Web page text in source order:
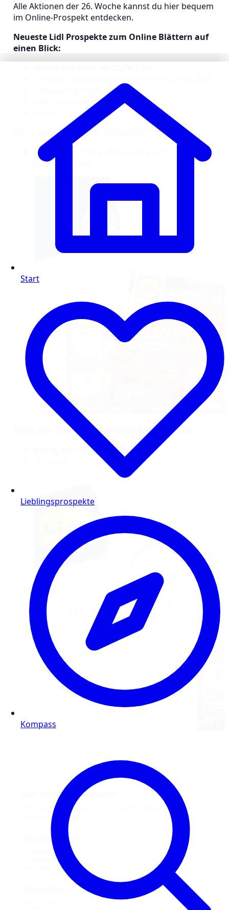
Alle Aktionen der 26. Woche kannst du hier bequem
im Online-Prospekt entdecken.
Neueste Lidl Prospekte zum Online Blättern auf
einen Blick:
Onlineshop Highlights
Non-Food Aktionsprospekt
Noch mehr Discounter Angebote?
Dann schau mal in den
und
REWE Prospekt
Infos zum Lidl Wochenprospekt KW 26/2026:
Gültig bis Samstag, 27.6.
Jede Woche neue Prospekte
Mit Online Prospekt jede Woche neue Prospekte blättern und
Angebote entdecken.
Prospekt-Welt
Start
Lieblingsprospekte
Kompass